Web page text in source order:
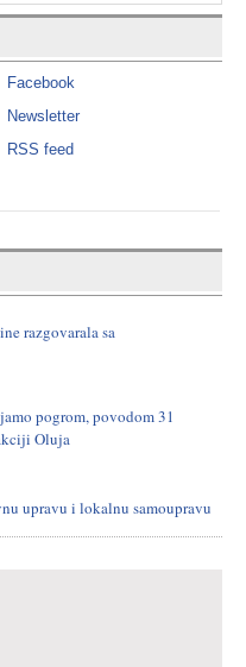
Facebook
Newsletter
RSS feed
razgovarala sa
pogrom, povodom 31
Oluja
upravu i lokalnu samoupravu